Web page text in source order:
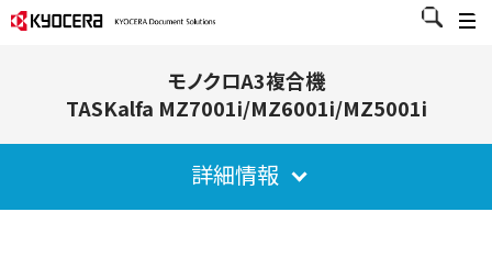
モノクロA3複合機
TASKalfa MZ7001i/MZ6001i/MZ5001i
詳細情報